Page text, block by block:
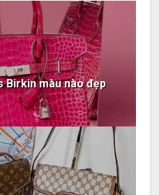
Birkin màu nào đẹp